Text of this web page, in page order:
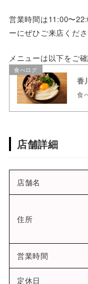
営業時間は11:00〜
ーにぜひご来店くだ
メニューは以下をご確
食べログ
香
食
店舗詳細
店舗名
住所
営業時間
定休日